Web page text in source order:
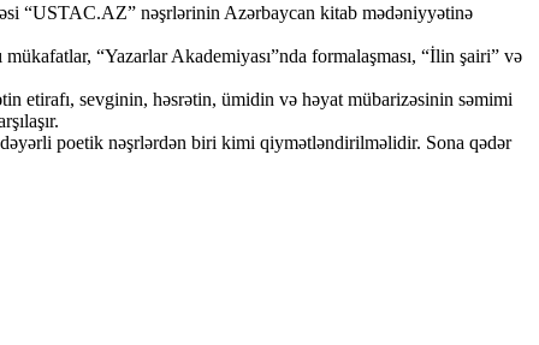
“USTAC.AZ” nəşrlərinin Azərbaycan kitab mədəniyyətinə
“Yazarlar Akademiyası”nda formalaşması, “İlin şairi” və
etirafı, sevginin, həsrətin, ümidin və həyat mübarizəsinin səmimi
poetik nəşrlərdən biri kimi qiymətləndirilməlidir. Sona qədər